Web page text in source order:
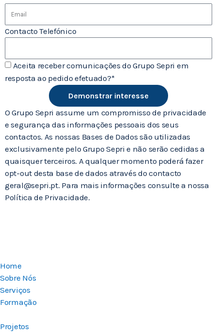
Contacto Telefónico
Aceita receber comunicações do Grupo Sepri em
resposta ao pedido efetuado?*
Demonstrar interesse
O Grupo Sepri assume um compromisso de privacidade
e segurança das informações pessoais dos seus
contactos. As nossas Bases de Dados são utilizadas
exclusivamente pelo Grupo Sepri e não serão cedidas a
quaisquer terceiros. A qualquer momento poderá fazer
opt-out desta base de dados através do contacto
geral@sepri.pt. Para mais informações consulte a nossa
Política de Privacidade.
Home
Sobre Nós
Serviços
Formação
Projetos